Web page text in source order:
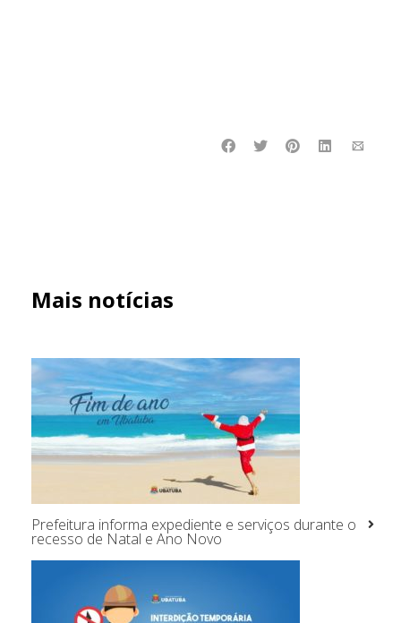
Mais notícias
Prefeitura informa expediente e serviços durante o
recesso de Natal e Ano Novo